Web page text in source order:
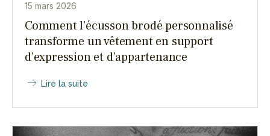
15 mars 2026
Comment l’écusson brodé personnalisé
transforme un vêtement en support
d’expression et d’appartenance
Lire la suite